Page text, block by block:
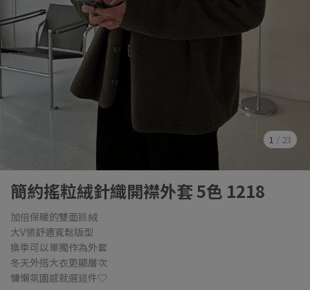
1 / 23
簡約搖粒絨針織開襟外套 5色 1218
加倍保暖的雙面抓絨
大V領舒適寬鬆版型
換季可以單獨作為外套
冬天外搭大衣更顯層次
慵懶氛圍感就選這件♡